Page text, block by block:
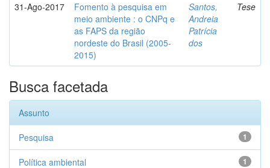
31-Ago-2017
Fomento à pesquisa em
meio ambiente : o CNPq e
as FAPS da região
nordeste do Brasil (2005-
2015)
Santos,
Andreia
Patrícia
dos
Tese
Busca facetada
Assunto
1
Pesquisa
1
Política ambiental